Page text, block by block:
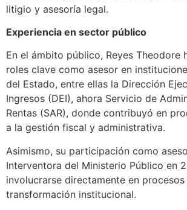
litigio y asesoría legal.
Experiencia en sector público
En el ámbito público, Reyes Theodore
roles clave como asesor en
del Estado, entre ellas la Dirección
Ingresos (DEI), ahora Servicio de
Rentas (SAR), donde contribuyó en
a la gestión fiscal y administrativa.
Asimismo, su participación como
Interventora del Ministerio Público en
involucrarse directamente en procesos
transformación institucional.